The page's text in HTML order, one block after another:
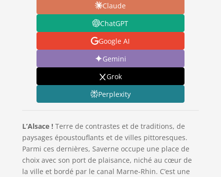
Claude
ChatGPT
Google AI
Gemini
Grok
Perplexity
L’Alsace ! Terre de contrastes et de traditions, de
paysages époustouflants et de villes pittoresques.
Parmi ces dernières, Saverne occupe une place de
choix avec son port de plaisance, niché au cœur de
la ville et bordé par le canal Marne-Rhin. C’est une